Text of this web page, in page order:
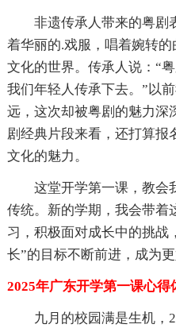
非遗传承人带来的粤剧
着华丽的.戏服，唱着婉转
文化的世界。传承人说：“
我们年轻人传承下去。”以
远，这次却被粤剧的魅力深
剧经典片段来看，还打算报
文化的魅力。
这堂开学第一课，教会
传统。新的学期，我会带着
习，积极面对成长中的挑战
长”的目标不断前进，成为更
2025年广东开学第一课心得
九月的校园满是生机，